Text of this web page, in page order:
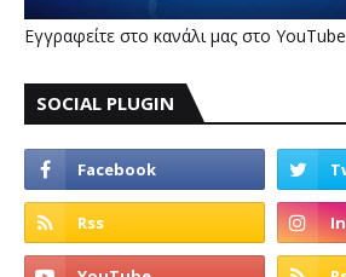
Εγγραφείτε στο κανάλι μας στο YouTube
SOCIAL PLUGIN